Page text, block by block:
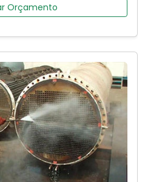
Orçamento